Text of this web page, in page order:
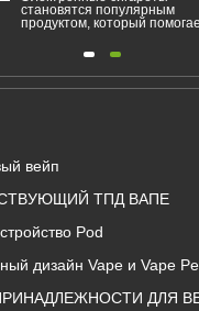
становятся популярным
продуктом, который
или отказаться от курения.
правила электронных
соответствии с разными
вейп
ТПД ВАПЕ
Pod
дизайн Vape и Vape
ДЛЯ